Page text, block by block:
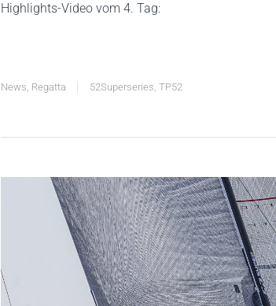
Highlights-Video vom 4. Tag:
News, Regatta 52Superseries, TP52